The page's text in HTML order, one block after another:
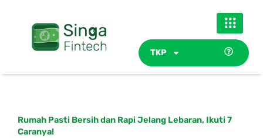
TKP
Rumah Pasti Bersih dan Rapi Jelang Lebaran, Ikuti 7
Caranya!